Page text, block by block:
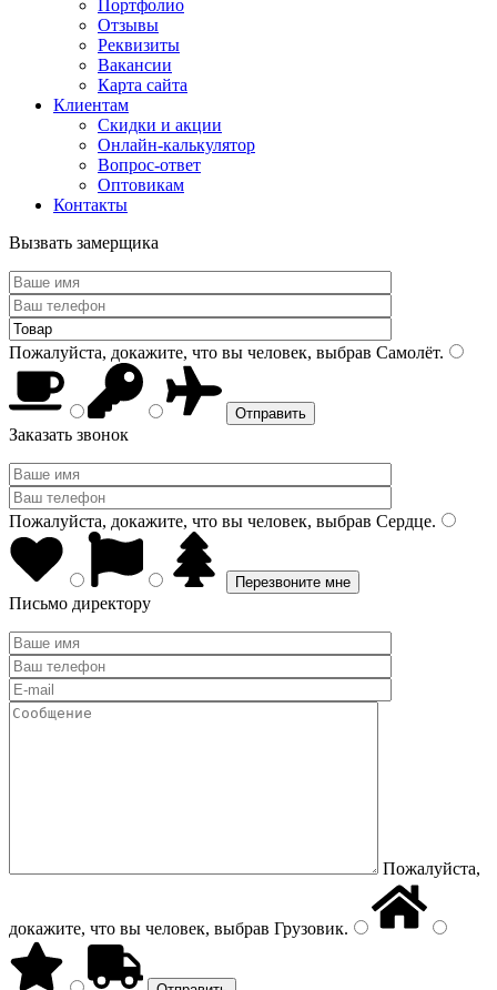
Портфолио
Отзывы
Реквизиты
Вакансии
Карта сайта
Клиентам
Скидки и акции
Онлайн-калькулятор
Вопрос-ответ
Оптовикам
Контакты
Вызвать замерщика
Пожалуйста, докажите, что вы человек, выбрав Самолёт.
Заказать звонок
Пожалуйста, докажите, что вы человек, выбрав Сердце.
Письмо директору
Пожалуйста,
докажите, что вы человек, выбрав Грузовик.